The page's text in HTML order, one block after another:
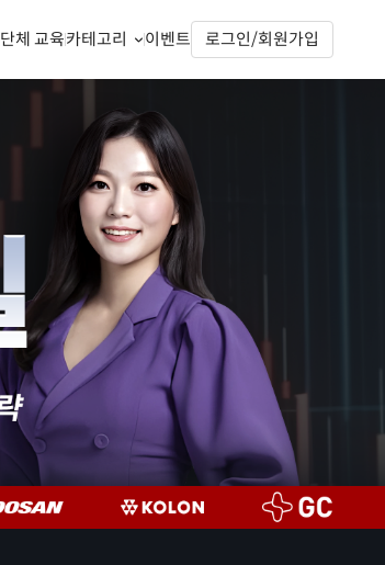
단체 교육카테고리 이벤트 로그인/회원가입